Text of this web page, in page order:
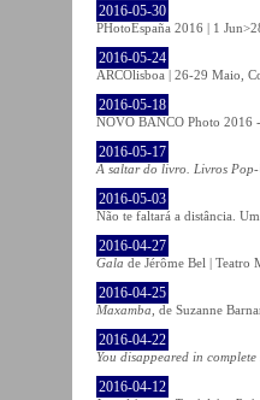
2016-05-30
PHotoEspaña 2016 | 1
2016-05-24
ARCOlisboa | 26-29 Maio,
2016-05-18
NOVO BANCO Photo 2016
2016-05-17
A saltar do livro. Livros
2016-05-03
Não te faltará a distância.
2016-04-27
Gala de Jérôme Bel | Teatro
2016-04-25
Maxamba , de Suzanne
2016-04-22
You disappeared in complete
2016-04-12